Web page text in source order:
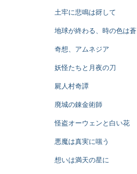
土牢に悲鳴は谺して
地球が終わる、時の色は蒼
奇想、アムネジア
妖怪たちと月夜の刀
屍人村奇譚
廃城の錬金術師
怪盗オーウェンと白い花
悪魔は真実に嗤う
想いは満天の星に